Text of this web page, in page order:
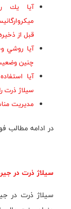
آيا يك
قبل از
آيا روشي
چنين
آیا
سیلاژ ذرت
مديريت
در ادامه مطالب
سيلاژ ذرت در
سيلاژ ذرت در